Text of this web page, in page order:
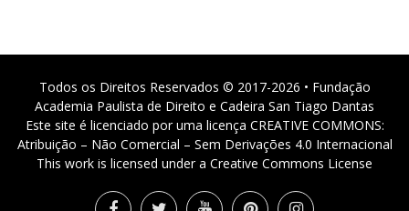
Todos os Direitos Reservados © 2017-2026 • Fundação
Academia Paulista de Direito e Cadeira San Tiago Dantas
Este site é licenciado por uma licença CREATIVE COMMONS:
Atribuição – Não Comercial – Sem Derivações 4.0 Internacional
This work is licensed under a Creative Commons License